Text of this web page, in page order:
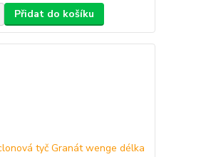
Přidat do košíku